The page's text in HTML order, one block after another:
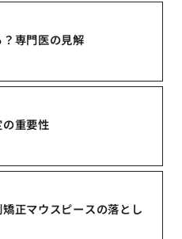
専門医の見解
重要性
正マウスピースの落とし